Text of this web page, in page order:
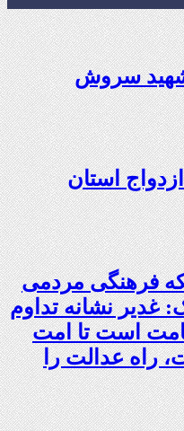
شهید سروش
استان
فرهنگی مردمی
نشانه تداوم
است تا امت
راه عدالت را